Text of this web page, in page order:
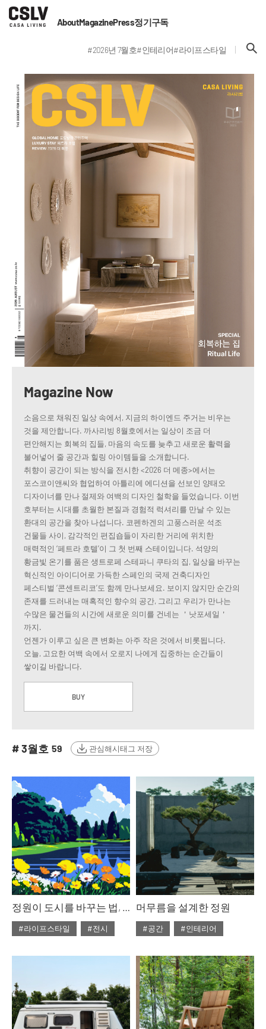
AboutMagazinePress정기구독
#2026년 7월호#인테리어#라이프스타일
Magazine Now
소음으로 채워진 일상 속에서, 지금의 하이엔드 주거는 비우는
것을 제안합니다. 까사리빙 8월호에서는 일상이 조금 더
편안해지는 회복의 집들, 마음의 속도를 늦추고 새로운 활력을
불어넣어 줄 공간과 힐링 아이템들을 소개합니다.
취향이 공간이 되는 방식을 전시한 <2026 더 메종>에서는
포스코이앤씨와 협업하여 아틀리에 에디션을 선보인 양태오
디자이너를 만나 절제와 여백의 디자인 철학을 들었습니다. 이번
호부터는 시대를 초월한 본질과 경험적 럭셔리를 만날 수 있는
환대의 공간을 찾아 나섭니다. 코펜하겐의 고풍스러운 석조
건물들 사이, 감각적인 편집숍들이 자리한 거리에 위치한
매력적인 ‘페트라 호텔’이 그 첫 번째 스테이입니다. 석양의
황금빛 온기를 품은 생트로페 스테파니 쿠타의 집, 일상을 바꾸는
혁신적인 아이디어로 가득한 스페인의 국제 건축디자인
페스티벌 ‘콘센트리코’도 함께 만나보세요. 보이지 않지만 순간의
존재를 드러내는 매혹적인 향수의 공간, 그리고 우리가 만나는
수많은 물건들의 시간에 새로운 의미를 건네는 ＇낫포세일＇
까지.
언젠가 이루고 싶은 큰 변화는 아주 작은 것에서 비롯됩니다.
오늘, 고요한 여백 속에서 오로지 나에게 집중하는 순간들이
쌓이길 바랍니다.
BUY
# 3월호 59 관심해시태그 저장
정원이 도시를 바꾸는 법, 2026 서울국제정원박람회
#라이프스타일
#전시
머무름을 설계한 정원
#공간
#인테리어